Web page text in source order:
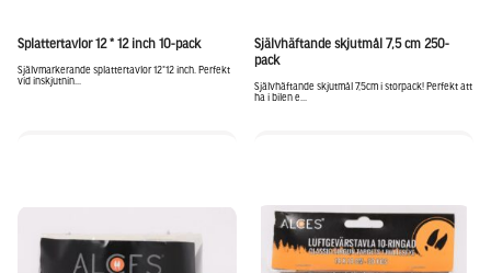
Splattertavlor 12 * 12 inch 10-pack
Självmarkerande splattertavlor 12*12 inch. Perfekt
vid inskjutnin...
Självhäftande skjutmål 7,5 cm 250-
pack
Självhäftande skjutmål 7,5cm i storpack! Perfekt att
ha i bilen e...